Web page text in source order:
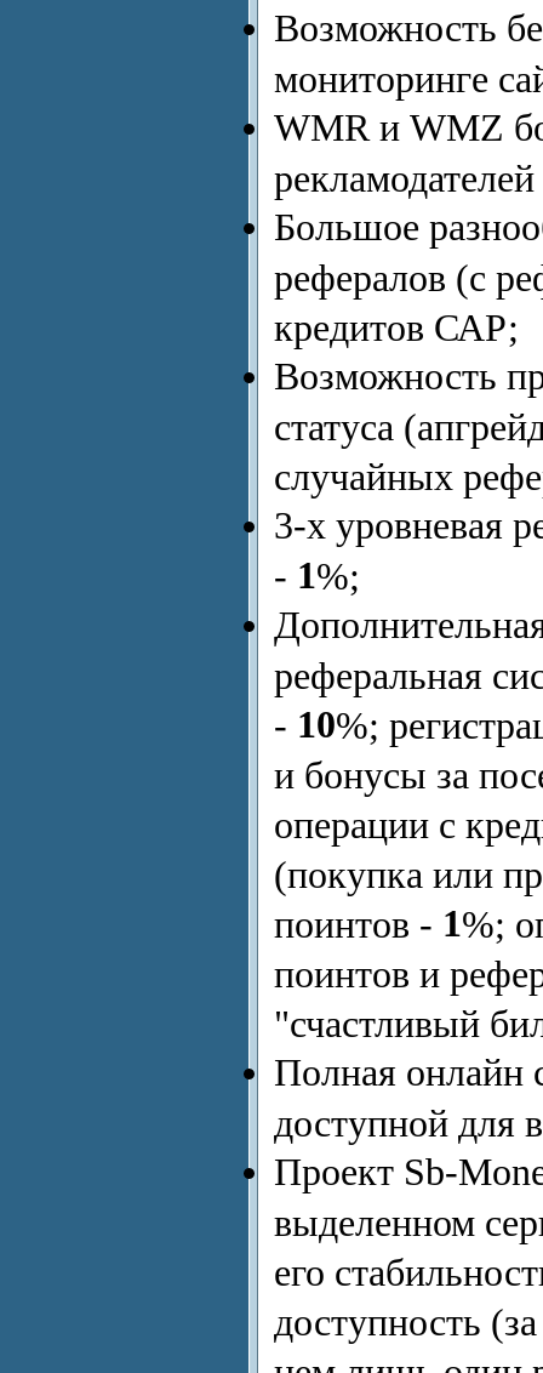
Возможность
мониторинге
WMR и WMZ
Большое
рефералов (с
кредитов САР;
Возможность
статуса
случайных
3-х уровневая
- 1%;
реферальная
- 10%;
и бонусы за
операции с
(покупка или
поинтов - 1%;
поинтов и
"счастливый
Полная онлайн
доступной для
Проект Sb-
выделенном
его
доступность